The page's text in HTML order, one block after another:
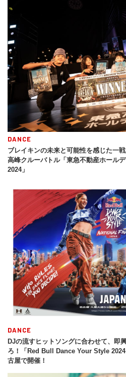
DANCE
ブレイキンの未来と可能性を感じた一
高峰クルーバトル「東急不動産ホール
2024」
DANCE
DJの流すヒットソングに合わせて、即
ろ！「Red Bull Dance Your Style
古屋で開催！